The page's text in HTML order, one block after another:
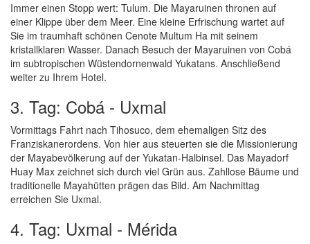
Immer einen Stopp wert: Tulum. Die Mayaruinen thronen auf
einer Klippe über dem Meer. Eine kleine Erfrischung wartet auf
Sie im traumhaft schönen Cenote Multum Ha mit seinem
kristallklaren Wasser. Danach Besuch der Mayaruinen von Cobá
im subtropischen Wüstendornenwald Yukatans. Anschließend
weiter zu Ihrem Hotel.
3. Tag: Cobá - Uxmal
Vormittags Fahrt nach Tihosuco, dem ehemaligen Sitz des
Franziskanerordens. Von hier aus steuerten sie die Missionierung
der Mayabevölkerung auf der Yukatan-Halbinsel. Das Mayadorf
Huay Max zeichnet sich durch viel Grün aus. Zahllose Bäume und
traditionelle Mayahütten prägen das Bild. Am Nachmittag
erreichen Sie Uxmal.
4. Tag: Uxmal - Mérida